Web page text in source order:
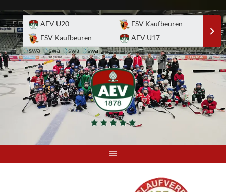
to
content
AEV U20
ESV Kaufbeuren
ESV Kaufbeuren
AEV U17